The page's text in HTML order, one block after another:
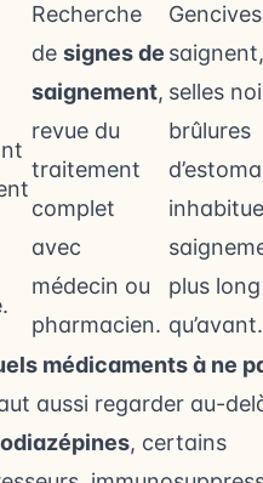
Recherche
de signes de
saignement,
revue du
traitement
complet
avec
médecin ou
pharmacien.
saignent,
selles
brûlures
plus long
qu’avant.
médicaments à ne
aussi regarder au-
, certains